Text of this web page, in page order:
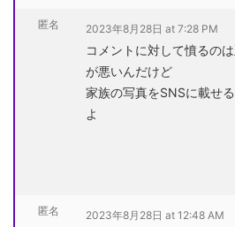
匿名 2023年8月28日 at 7:28 PM
コメントに対して憤るの
が悪いんだけど
家族の写真をSNSに載せ
よ
匿名 2023年8月28日 at 12:48 AM